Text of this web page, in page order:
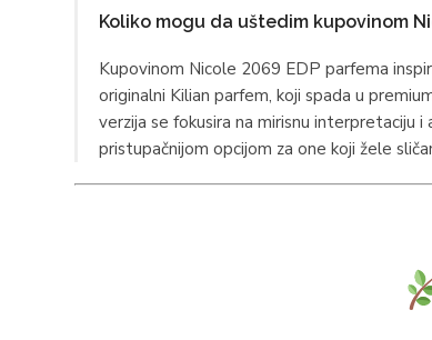
Koliko mogu da uštedim kupovinom
Kupovinom Nicole 2069 EDP parfema
originalni Kilian parfem, koji spada u
verzija se fokusira na mirisnu interpretaciju
pristupačnijom opcijom za one koji žele